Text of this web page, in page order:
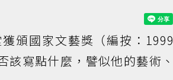
頒國家文藝獎（編按：1999
寫點什麼，譬似他的藝術、